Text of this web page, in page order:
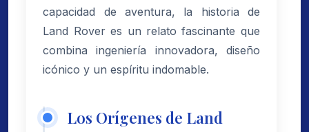
capacidad de aventura, la historia de
Land Rover es un relato fascinante que
combina ingeniería innovadora, diseño
icónico y un espíritu indomable.
Los Orígenes de Land